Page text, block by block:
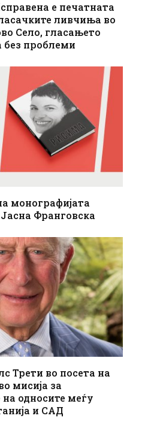
е печатната
ливчиња во
Село, гласањето
проблеми
монографијата
Франговска
Трети во посета на
мисија за
односите меѓу
и САД